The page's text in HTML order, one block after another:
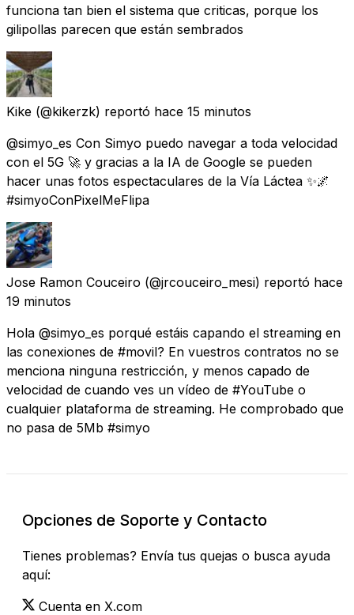
funciona tan bien el sistema que criticas, porque los
gilipollas parecen que están sembrados
Kike (@kikerzk) reportó hace 15 minutos
@simyo_es Con Simyo puedo navegar a toda velocidad
con el 5G 🚀 y gracias a la IA de Google se pueden
hacer unas fotos espectaculares de la Vía Láctea ✨🌌
#simyoConPixelMeFlipa
Jose Ramon Couceiro (@jrcouceiro_mesi) reportó hace
19 minutos
Hola @simyo_es porqué estáis capando el streaming en
las conexiones de #movil? En vuestros contratos no se
menciona ninguna restricción, y menos capado de
velocidad de cuando ves un vídeo de #YouTube o
cualquier plataforma de streaming. He comprobado que
no pasa de 5Mb #simyo
Opciones de Soporte y Contacto
Tienes problemas? Envía tus quejas o busca ayuda
aquí:
Cuenta en X.com